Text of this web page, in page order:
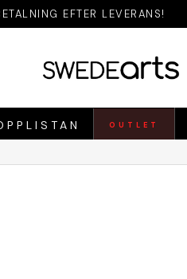
EFTER LEVERANS!
OUTLET